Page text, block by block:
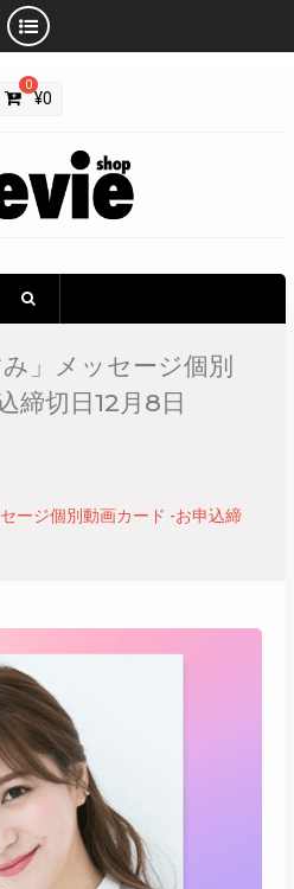
0
¥0
」メッセージ個別
締切日12月8日
ージ個別動画カード -お申込締